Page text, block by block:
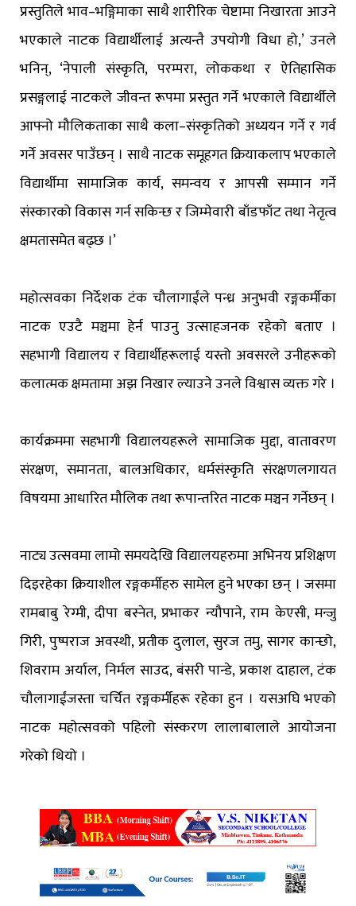
प्रस्तुतिले भाव–भङ्गिमाका साथै शारीरिक चेष्टामा निखारता आउने
भएकाले नाटक विद्यार्थीलाई अत्यन्तै उपयोगी विधा हो,’ उनले
भनिन्, ‘नेपाली संस्कृति, परम्परा, लोककथा र ऐतिहासिक
प्रसङ्गलाई नाटकले जीवन्त रूपमा प्रस्तुत गर्ने भएकाले विद्यार्थीले
आफ्नो मौलिकताका साथै कला–संस्कृतिको अध्ययन गर्ने र गर्व
गर्ने अवसर पाउँछन् । साथै नाटक समूहगत क्रियाकलाप भएकाले
विद्यार्थीमा सामाजिक कार्य, समन्वय र आपसी सम्मान गर्ने
संस्कारको विकास गर्न सकिन्छ र जिम्मेवारी बाँडफाँट तथा नेतृत्व
क्षमतासमेत बढ्छ ।’
महोत्सवका निर्देशक टंक चौलागाईंले पन्ध्र अनुभवी रङ्गकर्मीका
नाटक एउटै मञ्चमा हेर्न पाउनु उत्साहजनक रहेको बताए ।
सहभागी विद्यालय र विद्यार्थीहरूलाई यस्तो अवसरले उनीहरूको
कलात्मक क्षमतामा अझ निखार ल्याउने उनले विश्वास व्यक्त गरे ।
कार्यक्रममा सहभागी विद्यालयहरूले सामाजिक मुद्दा, वातावरण
संरक्षण, समानता, बालअधिकार, धर्मसंस्कृति संरक्षणलगायत
विषयमा आधारित मौलिक तथा रूपान्तरित नाटक मञ्चन गर्नेछन् ।
नाट्य उत्सवमा लामो समयदेखि विद्यालयहरुमा अभिनय प्रशिक्षण
दिइरहेका क्रियाशील रङ्गकर्मीहरु सामेल हुने भएका छन् । जसमा
रामबाबु रेग्मी, दीपा बस्नेत, प्रभाकर न्यौपाने, राम केएसी, मन्जु
गिरी, पुष्पराज अवस्थी, प्रतीक दुलाल, सुरज तमु, सागर कान्छो,
शिवराम अर्याल, निर्मल साउद, बंसरी पान्डे, प्रकाश दाहाल, टंक
चौलागाईंजस्ता चर्चित रङ्गकर्मीहरू रहेका हुन । यसअघि भएको
नाटक महोत्सवको पहिलो संस्करण लालाबालाले आयोजना
गरेको थियो ।